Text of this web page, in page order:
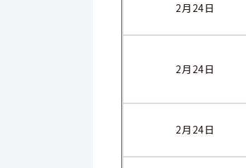
2月24日
2月24日
2月24日